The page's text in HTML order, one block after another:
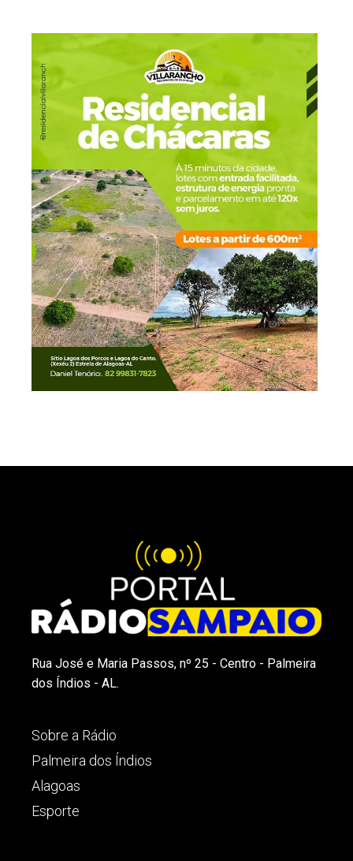
Rua José e Maria Passos, nº 25 - Centro - Palmeira
dos Índios - AL.
Sobre a Rádio
Palmeira dos Índios
Alagoas
Esporte